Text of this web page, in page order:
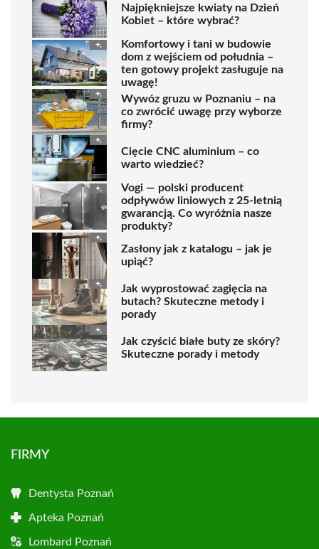
Najpiękniejsze kwiaty na Dzień
Kobiet – które wybrać?
Komfortowy i tani w budowie
dom z wejściem od południa –
ten gotowy projekt zasługuje na
uwagę!
Wywóz gruzu w Poznaniu – na
co zwrócić uwagę przy wyborze
firmy?
Cięcie CNC aluminium – co
warto wiedzieć?
Vogi — polski producent
odpływów liniowych z 25-letnią
gwarancją. Co wyróżnia nasze
produkty?
Zasłony jak z katalogu – jak je
upiąć?
Jak wyprostować zagięcia na
butach? Skuteczne metody i
porady
Jak czyścić białe buty ze skóry?
Skuteczne porady i metody
FIRMY
Dentysta Poznań
Apteka Poznań
Lombard Poznań